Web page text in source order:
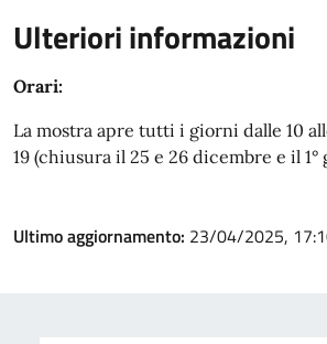
Ulteriori informazioni
Orari:
La mostra apre tutti i giorni dalle 10
19 (chiusura il 25 e 26 dicembre e il 1°
Ultimo aggiornamento: 23/04/2025,